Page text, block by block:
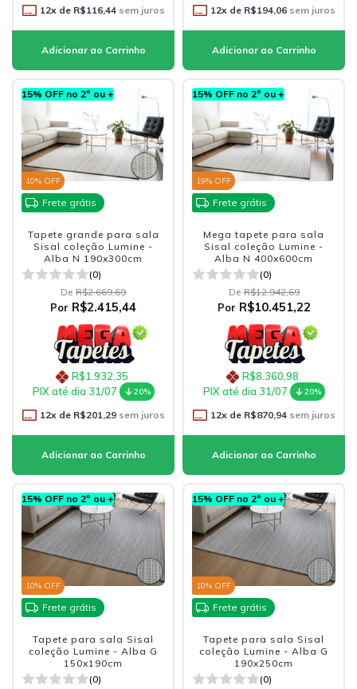
12x de R$116,44sem juros 12x de R$194,06sem juros
15% OFF no 2º ou +
10% OFF
Frete grátis
Tapete grande para sala
Sisal coleção Lumine -
Alba N 190x300cm
(0)
De R$2.669,69
Por R$2.415,44
R$1.932,35
PIX até dia 31/07
20%
12x de R$201,29sem juros
15% OFF no 2º ou +
19% OFF
Frete grátis
Mega tapete para sala
Sisal coleção Lumine -
Alba N 400x600cm
(0)
De R$12.942,69
Por R$10.451,22
R$8.360,98
PIX até dia 31/07
20%
12x de R$870,94sem juros
15% OFF no 2º ou +
10% OFF
Frete grátis
Tapete para sala Sisal
coleção Lumine - Alba G
150x190cm
(0)
15% OFF no 2º ou +
10% OFF
Frete grátis
Tapete para sala Sisal
coleção Lumine - Alba G
190x250cm
(0)